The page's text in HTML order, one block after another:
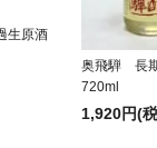
生原酒
奥飛騨 長
720ml
1,920円(